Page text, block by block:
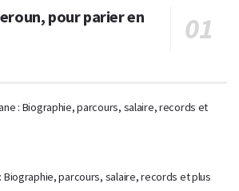
pour parier en
: Biographie, parcours, salaire, records et
Biographie, parcours, salaire, records et plus